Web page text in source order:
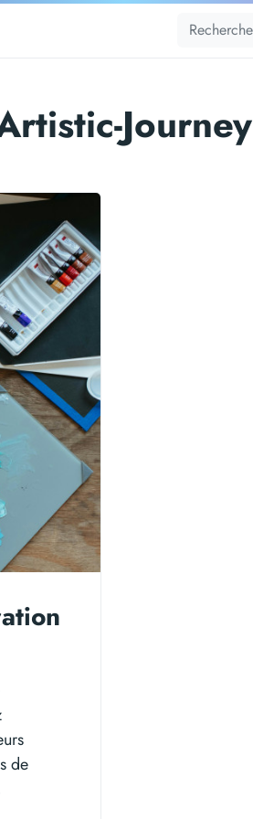
Journey
de